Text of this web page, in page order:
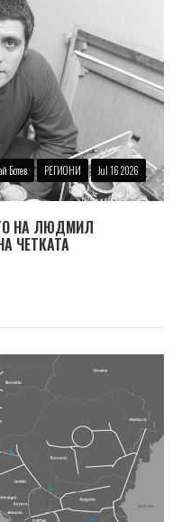
Ботев РЕГИОНИ Jul 16 2026
НА ЛЮДМИЛ
ЧЕТКАТА